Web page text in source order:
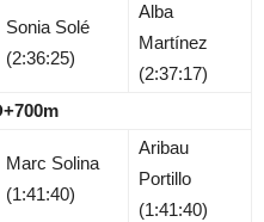
Sonia Solé
(2:36:25)
Alba
Martínez
(2:37:17)
Marc Solina
(1:41:40)
Aribau
Portillo
(1:41:40)